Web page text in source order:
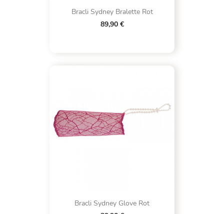
Bracli Sydney Bralette Rot
89,90 €
Bracli Sydney Glove Rot